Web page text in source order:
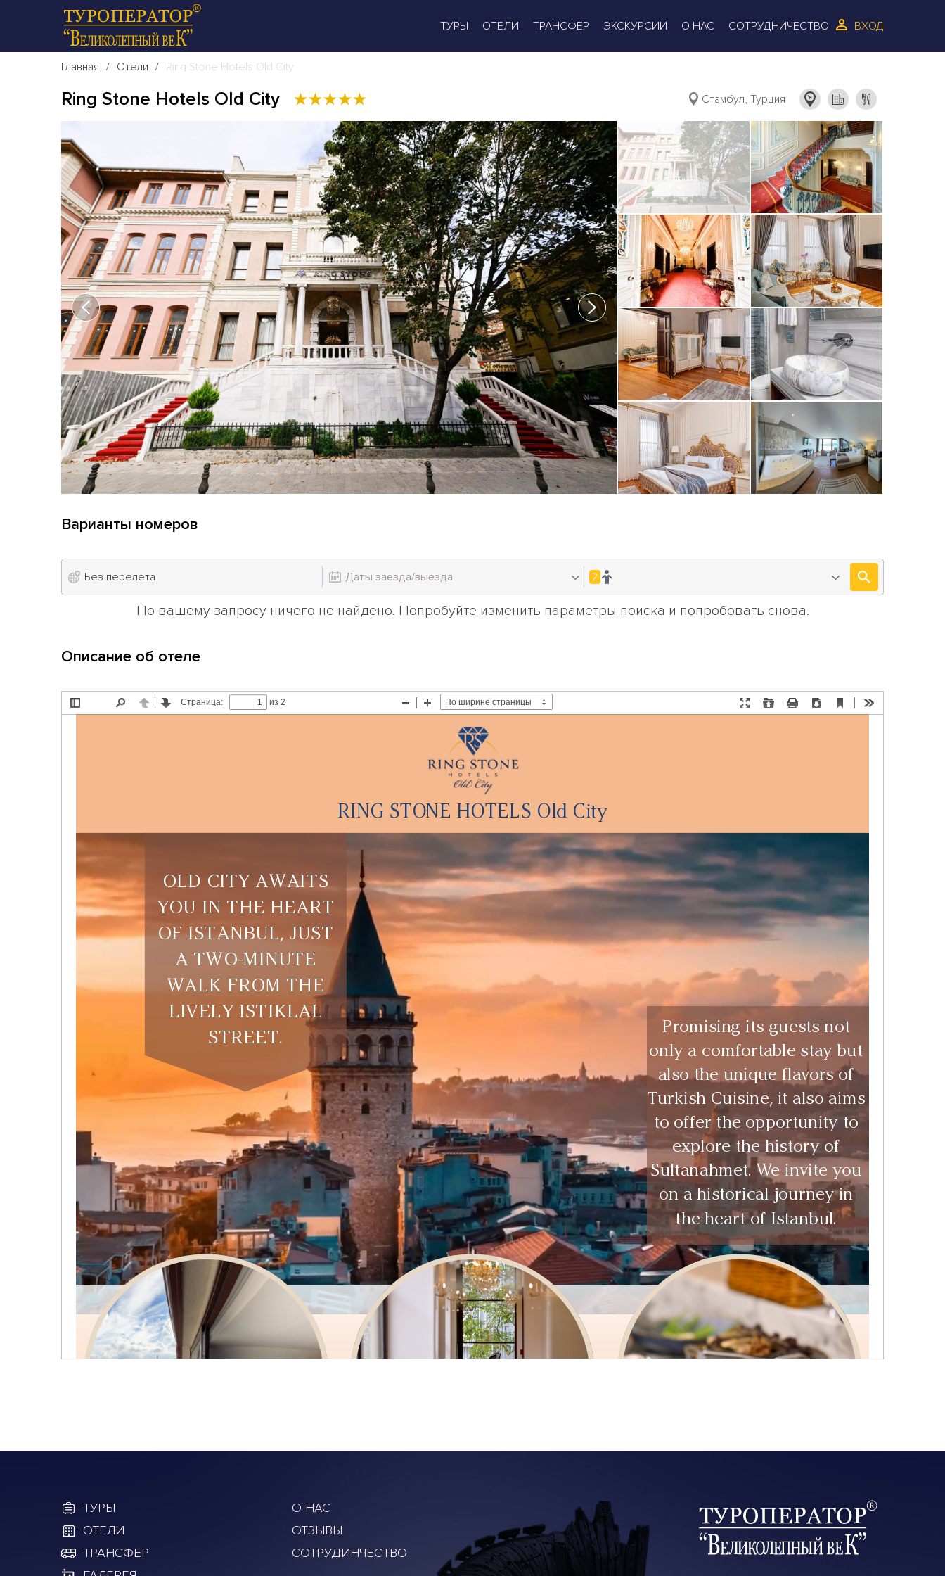
ТУРЫ ОТЕЛИ ТРАНСФЕР ЭКСКУРСИИ О НАС СОТРУДНИЧЕСТВО ВХОД
Главная Отели Ring Stone Hotels Old City
Ring Stone Hotels Old City ★★★★★ Стамбул, Турция
Варианты номеров
Без перелета 2
По вашему запросу ничего не найдено. Попробуйте изменить параметры поиска и попробовать снова.
Описание об отеле
ТУРЫ
ОТЕЛИ
ТРАНСФЕР
О НАС
ОТЗЫВЫ
СОТРУДИНЧЕСТВО